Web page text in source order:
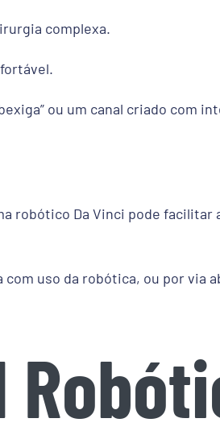
complexa.
ou um canal criado com
robótico Da Vinci pode
uso da robótica, ou por via